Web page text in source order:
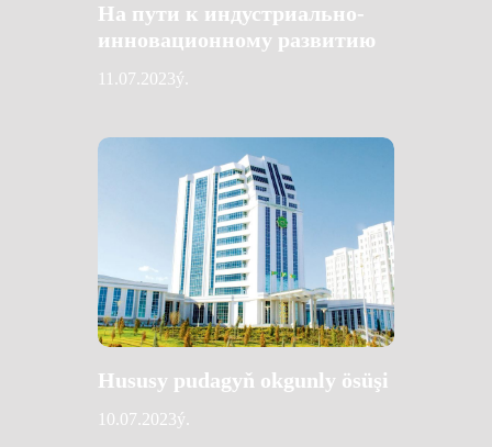
На пути к индустриально-
инновационному развитию
11.07.2023ý.
Hususy pudagyň okgunly ösüşi
10.07.2023ý.